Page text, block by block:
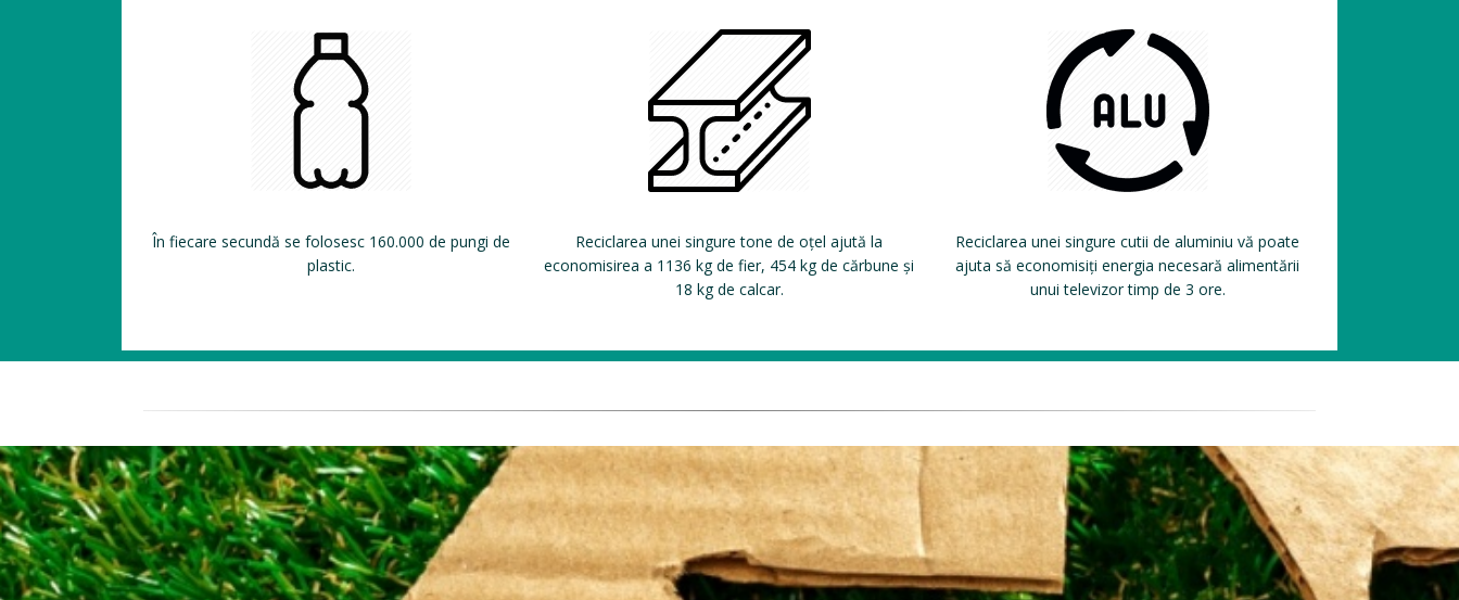
În fiecare secundă se folosesc 160.000 de pungi de
plastic.
Reciclarea unei singure tone de oțel ajută la
economisirea a 1136 kg de fier, 454 kg de cărbune și
18 kg de calcar.
Reciclarea unei singure cutii de aluminiu vă poate
ajuta să economisiți energia necesară alimentării
unui televizor timp de 3 ore.